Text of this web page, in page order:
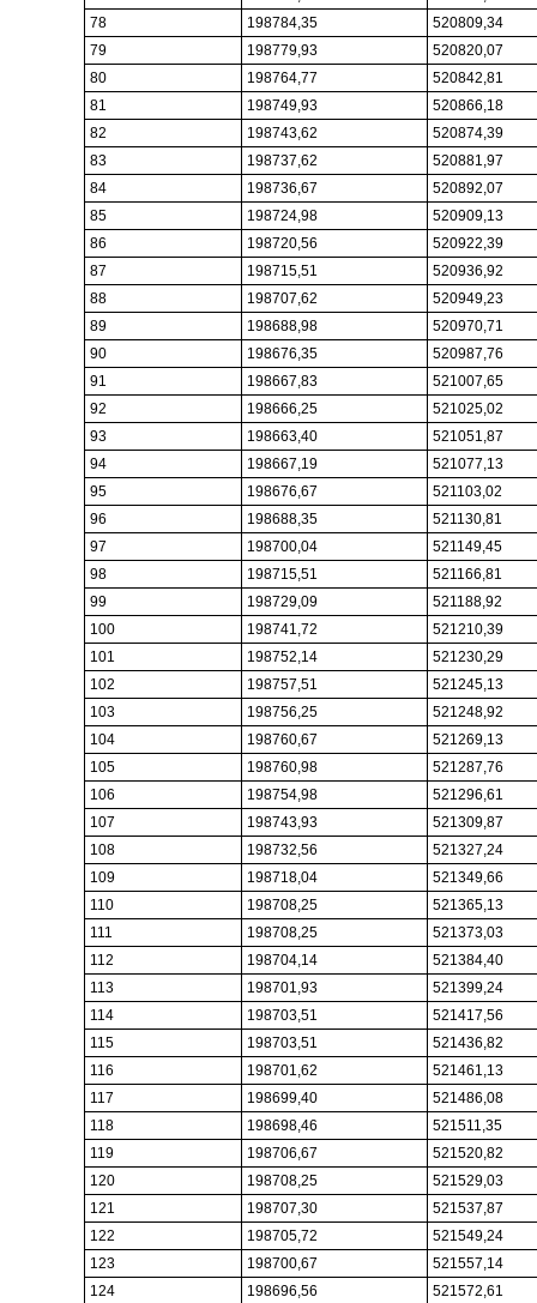
78
198784,35
520809,34
79
198779,93
520820,07
80
198764,77
520842,81
81
198749,93
520866,18
82
198743,62
520874,39
83
198737,62
520881,97
84
198736,67
520892,07
85
198724,98
520909,13
86
198720,56
520922,39
87
198715,51
520936,92
88
198707,62
520949,23
89
198688,98
520970,71
90
198676,35
520987,76
91
198667,83
521007,65
92
198666,25
521025,02
93
198663,40
521051,87
94
198667,19
521077,13
95
198676,67
521103,02
96
198688,35
521130,81
97
198700,04
521149,45
98
198715,51
521166,81
99
198729,09
521188,92
100
198741,72
521210,39
101
198752,14
521230,29
102
198757,51
521245,13
103
198756,25
521248,92
104
198760,67
521269,13
105
198760,98
521287,76
106
198754,98
521296,61
107
198743,93
521309,87
108
198732,56
521327,24
109
198718,04
521349,66
110
198708,25
521365,13
111
198708,25
521373,03
112
198704,14
521384,40
113
198701,93
521399,24
114
198703,51
521417,56
115
198703,51
521436,82
116
198701,62
521461,13
117
198699,40
521486,08
118
198698,46
521511,35
119
198706,67
521520,82
120
198708,25
521529,03
121
198707,30
521537,87
122
198705,72
521549,24
123
198700,67
521557,14
124
198696,56
521572,61